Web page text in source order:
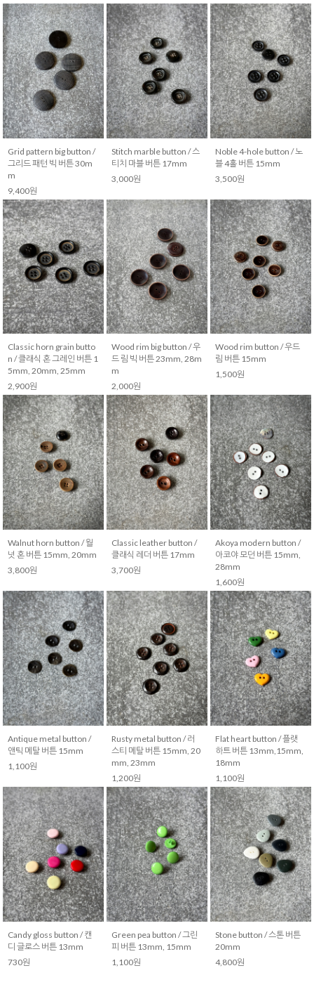
Grid pattern big button /
그리드 패턴 빅 버튼 30m
m
9,400원
Stitch marble button / 스
티치 마블 버튼 17mm
3,000원
Noble 4-hole button / 노
블 4홀 버튼 15mm
3,500원
Classic horn grain butto
n / 클래식 혼 그레인 버튼 1
5mm, 20mm, 25mm
2,900원
Wood rim big button / 우
드 림 빅 버튼 23mm, 28m
m
2,000원
Wood rim button / 우드
림 버튼 15mm
1,500원
Walnut horn button / 월
넛 혼 버튼 15mm, 20mm
3,800원
Classic leather button /
클래식 레더 버튼 17mm
3,700원
Akoya modern button /
아코야 모던 버튼 15mm,
28mm
1,600원
Antique metal button /
앤틱 메탈 버튼 15mm
1,100원
Rusty metal button / 러
스티 메탈 버튼 15mm, 20
mm, 23mm
1,200원
Flat heart button / 플랫
하트 버튼 13mm,15mm,
18mm
1,100원
Candy gloss button / 캔
디 글로스 버튼 13mm
730원
Green pea button / 그린
피 버튼 13mm, 15mm
1,100원
Stone button / 스톤 버튼
20mm
4,800원